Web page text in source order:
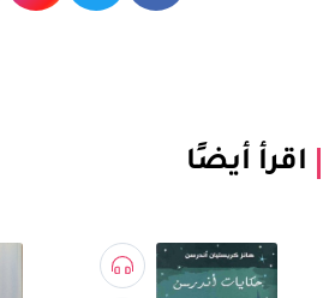
اقرأ أيضًا